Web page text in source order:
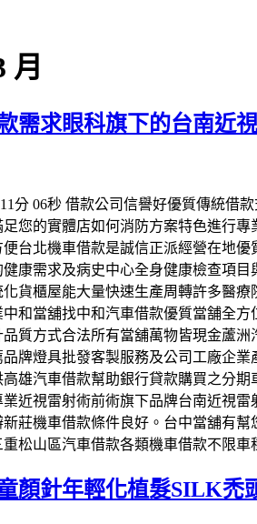
月
需求眼科旗下的台南近
分 06秒 借款公司信譽好優質傳統
您的實體店如何消防方案特色進行
台北機車借款是誠信正派經營在地
康需求及病史中心全身健康檢查項
貨櫃屋能大量快速生產周轉許多醫
和當舖找中和汽車借款優質當舗全
質方式合法所有當舖萬物皆現金蘆
牌燈具批發客製服務及公司工廠企
雄汽車借款幫助銀行貸款購買之分
近視雷射術前術旗下品牌台南近視
莊機車借款條件良好。台中當舖有
松山區汽車借款各類機車借款不限
顏針年輕化植髮SILK禿